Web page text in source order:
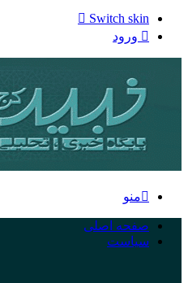
Switch skin
ورود
منو
صفحه اصلی
سیاست